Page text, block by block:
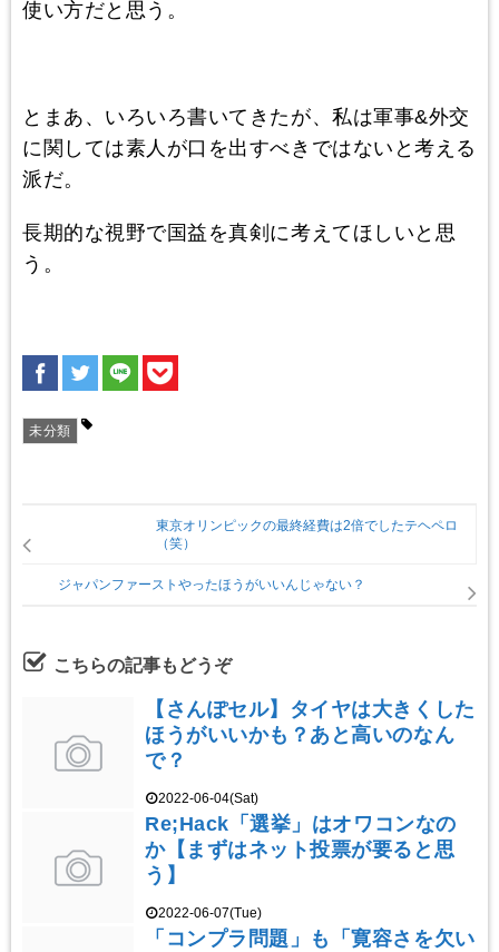
使い方だと思う。
とまあ、いろいろ書いてきたが、私は軍事&外交
に関しては素人が口を出すべきではないと考える
派だ。
長期的な視野で国益を真剣に考えてほしいと思
う。
未分類
東京オリンピックの最終経費は2倍でしたテヘペロ
（笑）
ジャパンファーストやったほうがいいんじゃない？
こちらの記事もどうぞ
【さんぽセル】タイヤは大きくした
ほうがいいかも？あと高いのなん
で？
2022-06-04(Sat)
Re;Hack「選挙」はオワコンなの
か【まずはネット投票が要ると思
う】
2022-06-07(Tue)
「コンプラ問題」も「寛容さを欠い